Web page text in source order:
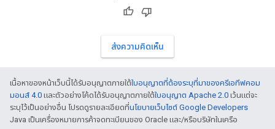
ส่งความคิดเห็น
เนื้อหาของหน้าเว็บนี้ได้รับอนุญาตภายใต้ใบอนุญาตที่ต้องระบุที่มาของครีเอทีฟคอม
มอนส์ 4.0 และตัวอย่างโค้ดได้รับอนุญาตภายใต้ใบอนุญาต Apache 2.0 เว้นแต่จะ
ระบุไว้เป็นอย่างอื่น โปรดดูรายละเอียดที่นโยบายเว็บไซต์ Google Developers
Java เป็นเครื่องหมายการค้าจดทะเบียนของ Oracle และ/หรือบริษัทในเครือ